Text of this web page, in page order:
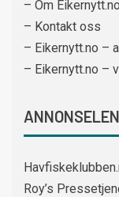
– Om Eikernytt.no
– Kontakt oss
– Eikernytt.no –
– Eikernytt.no –
Roy’s